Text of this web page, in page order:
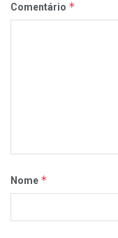
Comentário *
Nome *